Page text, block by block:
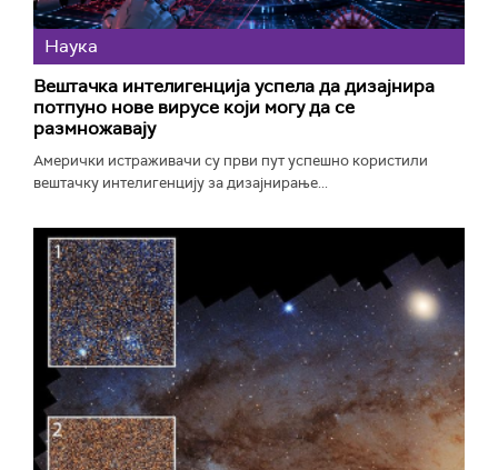
Наука
Вештачка интелигенција успела да дизајнира
потпуно нове вирусе који могу да се
размножавају
Амерички истраживачи су први пут успешно користили
вештачку интелигенцију за дизајнирање...